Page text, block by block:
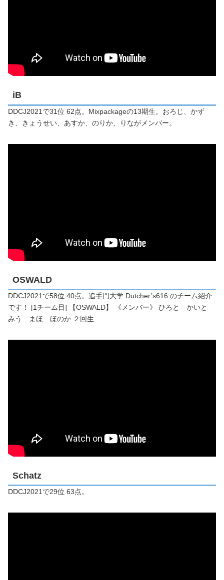
iB
DDCJ2021で31位 62点。Mixpackageの13期生。おろじ、かず
き、きょうせい、あすか、のりか、りながメンバー。
OSWALD
DDCJ2021で58位 40点。追手門大学 Dutcher’s616 のチーム紹介
です！ [1チーム目] 【OSWALD】 《メンバー》 ひろと かいと
みう まほ ほのか ２回生
Schatz
DDCJ2021で29位 63点。